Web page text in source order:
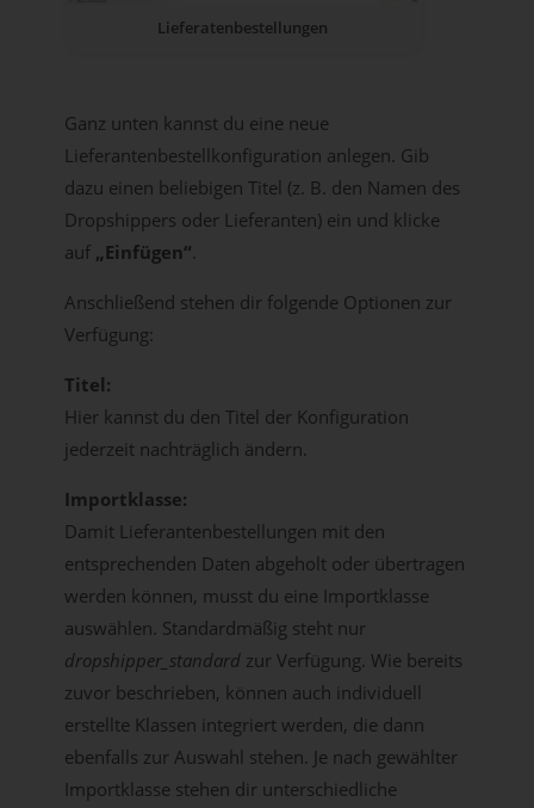
Lieferatenbestellungen
Ganz unten kannst du eine neue
Lieferantenbestellkonfiguration anlegen. Gib
dazu einen beliebigen Titel (z. B. den Namen des
Dropshippers oder Lieferanten) ein und klicke
auf „Einfügen“.
Anschließend stehen dir folgende Optionen zur
Verfügung:
Titel:
Hier kannst du den Titel der Konfiguration
jederzeit nachträglich ändern.
Importklasse:
Damit Lieferantenbestellungen mit den
entsprechenden Daten abgeholt oder übertragen
werden können, musst du eine Importklasse
auswählen. Standardmäßig steht nur
dropshipper_standardzur Verfügung. Wie bereits
zuvor beschrieben, können auch individuell
erstellte Klassen integriert werden, die dann
ebenfalls zur Auswahl stehen. Je nach gewählter
Importklasse stehen dir unterschiedliche